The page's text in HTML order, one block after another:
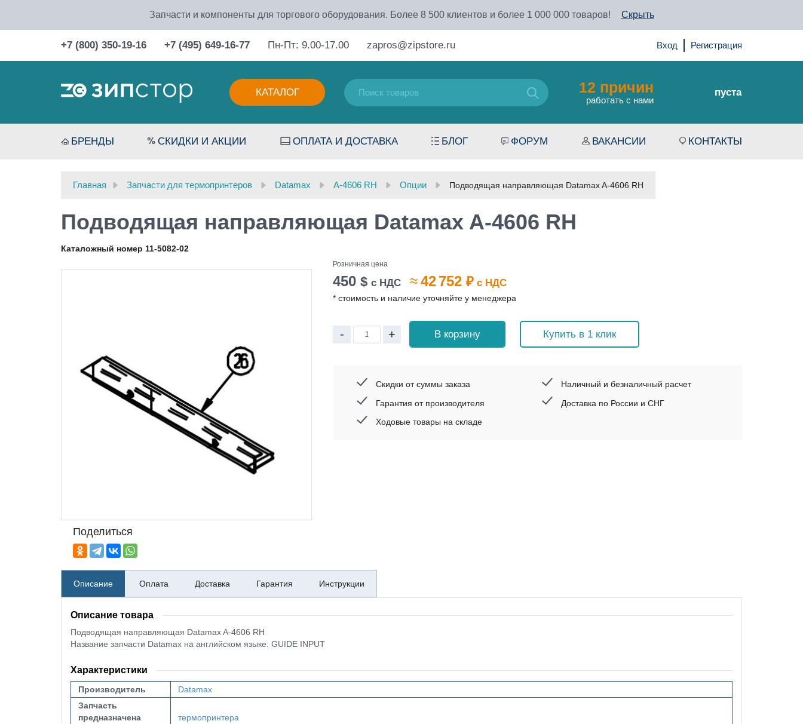
Запчасти и компоненты для торгового оборудования. Более 8 500 клиентов и более 1 000 000 товаров! Скрыть
+7 (800) 350-19-16 +7 (495) 649-16-77 Пн-Пт: 9.00-17.00 zapros@zipstore.ru Вход Регистрация
КАТАЛОГ 12 причин
работать с нами
пуста
БРЕНДЫ СКИДКИ И АКЦИИ ОПЛАТА И ДОСТАВКА БЛОГ ФОРУМ ВАКАНСИИ КОНТАКТЫ
Главная Запчасти для термопринтеров Datamax A-4606 RH Опции Подводящая направляющая Datamax A-4606 RH
Подводящая направляющая Datamax A-4606 RH
Каталожный номер 11-5082-02
Поделиться
Розничная цена
450 $ с НДС ≈42 752 ₽ с НДС
* стоимость и наличие уточняйте у менеджера
- + В корзину Купить в 1 клик
Скидки от суммы заказа
Гарантия от производителя
Ходовые товары на складе
Наличный и безналичный расчет
Доставка по России и СНГ
Описание Оплата Доставка Гарантия Инструкции
Описание товара
Подводящая направляющая Datamax A-4606 RH
Название запчасти Datamax на английском языке: GUIDE INPUT
Характеристики
Производитель
Datamax
Запчасть
предназначена
термопринтера